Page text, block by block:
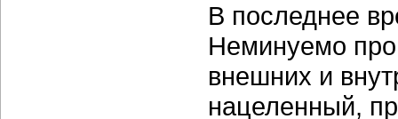
В последнее
Неминуемо
внешних и
нацеленный,